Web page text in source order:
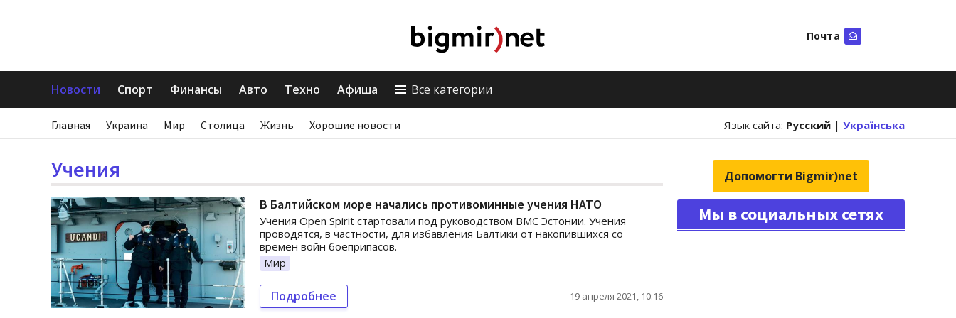
Почта
Новости Спорт Финансы Авто Техно Афиша Все категории
Главная Украина Мир Столица Жизнь Хорошие новости Язык сайта: Русский | Українська
Учения
В Балтийском море начались противоминные учения НАТО
Учения Open Spirit стартовали под руководством ВМС Эстонии. Учения
проводятся, в частности, для избавления Балтики от накопившихся со
времен войн боеприпасов.
Мир
Подробнее 19 апреля 2021, 10:16
Допомогти Bigmir)net
Мы в социальных сетях